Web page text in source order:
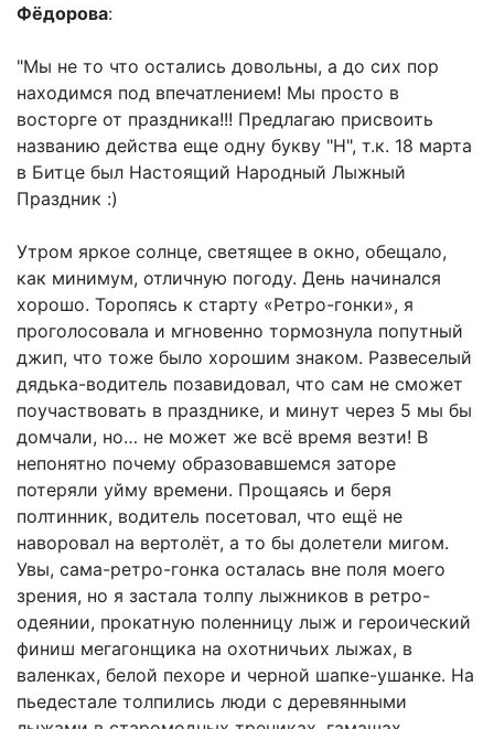
Фёдорова:
"Мы не то что остались довольны, а до сих пор
находимся под впечатлением! Мы просто в
восторге от праздника!!! Предлагаю присвоить
названию действа еще одну букву "Н", т.к. 18 марта
в Битце был Настоящий Народный Лыжный
Праздник :)
Утром яркое солнце, светящее в окно, обещало,
как минимум, отличную погоду. День начинался
хорошо. Торопясь к старту «Ретро-гонки», я
проголосовала и мгновенно тормознула попутный
джип, что тоже было хорошим знаком. Развеселый
дядька-водитель позавидовал, что сам не сможет
поучаствовать в празднике, и минут через 5 мы бы
домчали, но… не может же всё время везти! В
непонятно почему образовавшемся заторе
потеряли уйму времени. Прощаясь и беря
полтинник, водитель посетовал, что ещё не
наворовал на вертолёт, а то бы долетели мигом.
Увы, сама-ретро-гонка осталась вне поля моего
зрения, но я застала толпу лыжников в ретро-
одеянии, прокатную поленницу лыж и героический
финиш мегагонщика на охотничьих лыжах, в
валенках, белой пехоре и черной шапке-ушанке. На
пьедестале толпились люди с деревянными